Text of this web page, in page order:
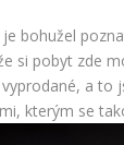
bohužel
si pobyt zde
a to
kterým se